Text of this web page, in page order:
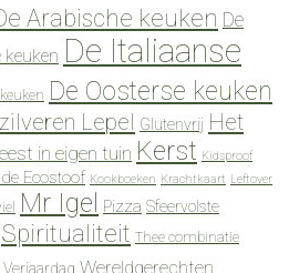
Arabische keuken De
keuken De Italiaanse
De Oosterse keuken
Lepel Glutenvrij Het
in eigen tuin Kerst Kidsproof
Ecostoof Kookboeken Krachtkaart Leftover
Mr Igel Pizza Sfeervolste
Spiritualiteit Thee combinatie
Verjaardag Wereldgerechten